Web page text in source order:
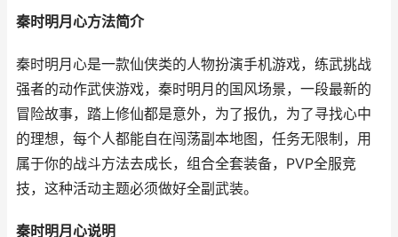
秦时明月心方法简介
秦时明月心是一款仙侠类的人物扮演手机游戏，练武挑战
强者的动作武侠游戏，秦时明月的国风场景，一段最新的
冒险故事，踏上修仙都是意外，为了报仇，为了寻找心中
的理想，每个人都能自在闯荡副本地图，任务无限制，用
属于你的战斗方法去成长，组合全套装备，PVP全服竞
技，这种活动主题必须做好全副武装。
秦时明月心说明